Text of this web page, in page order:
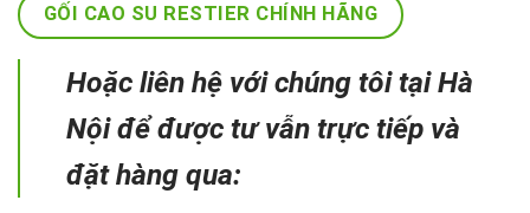
GỐI CAO SU RESTIER CHÍNH HÃNG
Hoặc liên hệ với chúng tôi tại Hà
Nội để được tư vẫn trực tiếp và
đặt hàng qua: